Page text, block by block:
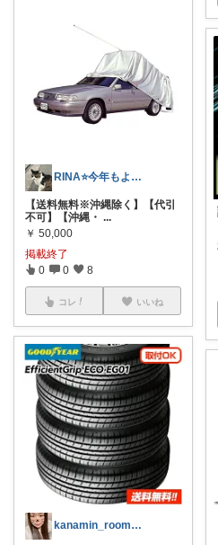
RINA⭐️今年もよろしく🙇‍♀️
【送料無料※沖縄除く】【代引
不可】【沖縄・ ...
￥ 50,000
掲載終了
0 0 8
コレ いいね
kanamin_room🐮🌙